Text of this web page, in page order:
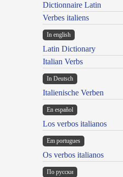
Dictionnaire Latin
Verbes italiens
In english
Latin Dictionary
Italian Verbs
In Deutsch
Italienische Verben
En español
Los verbos italianos
Em portugues
Os verbos italianos
По русски